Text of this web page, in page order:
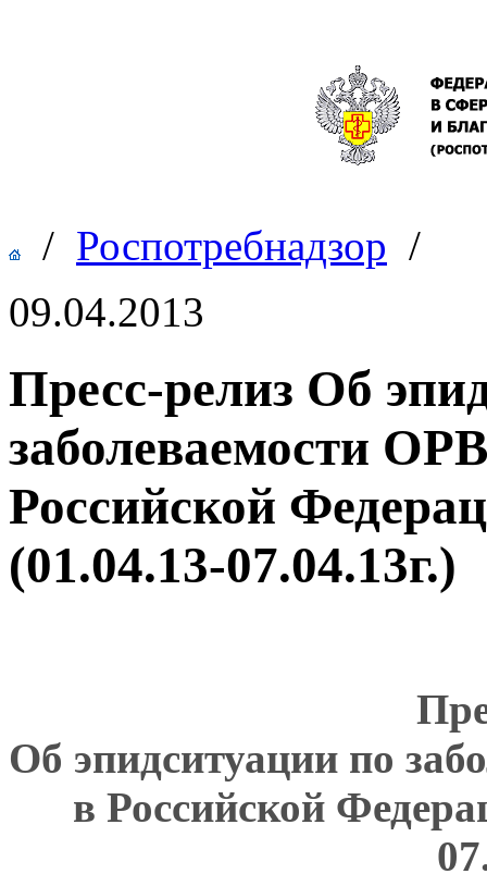
/ Роспотребнадзор /
09.04.2013
Пресс-релиз Об
заболеваемости
Российской
(01.04.13-07.04.13г.)
Об эпидситуации по
в Российской